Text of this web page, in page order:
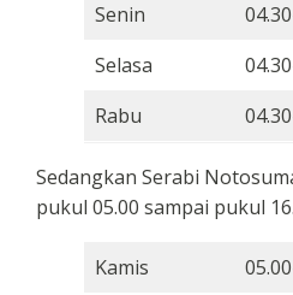
Senin
Selasa
Rabu
Sedangkan Serabi
pukul 05.00 sampai pukul
Kamis